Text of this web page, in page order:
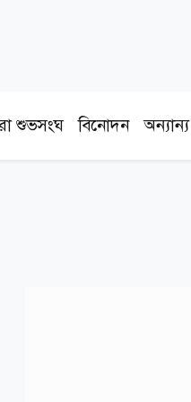
শুভসংঘ বিনোদন অন্যান্য